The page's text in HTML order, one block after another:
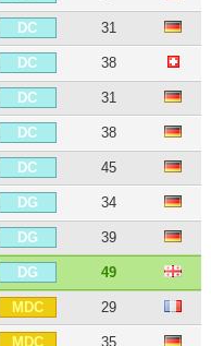
DC 31
DC 38
DC 31
DC 38
DC 45
DG 34
DG 39
DG 49
MDC 29
MDC 35